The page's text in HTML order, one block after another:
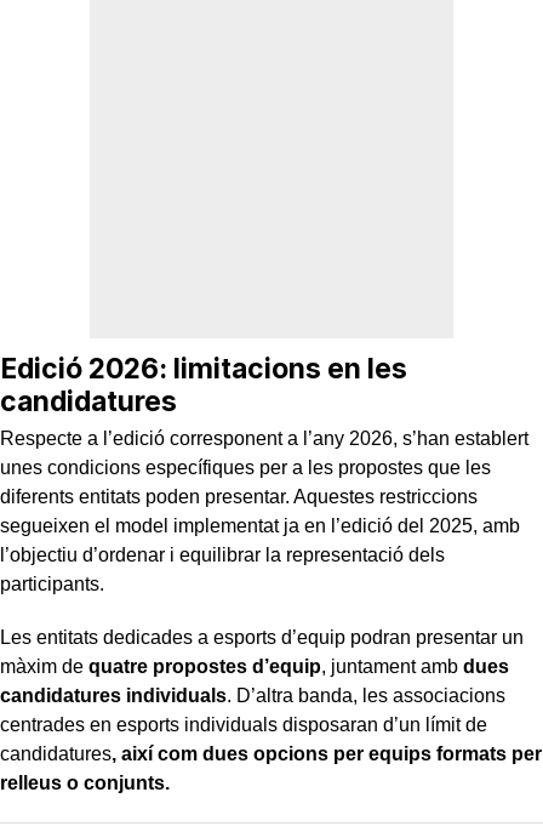
Edició 2026: limitacions en les
candidatures
Respecte a l’edició corresponent a l’any 2026, s’han establert
unes condicions específiques per a les propostes que les
diferents entitats poden presentar. Aquestes restriccions
segueixen el model implementat ja en l’edició del 2025, amb
l’objectiu d’ordenar i equilibrar la representació dels
participants.
Les entitats dedicades a esports d’equip podran presentar un
màxim de quatre propostes d’equip, juntament amb dues
candidatures individuals. D’altra banda, les associacions
centrades en esports individuals disposaran d’un límit de
candidatures, així com dues opcions per equips formats per
relleus o conjunts.